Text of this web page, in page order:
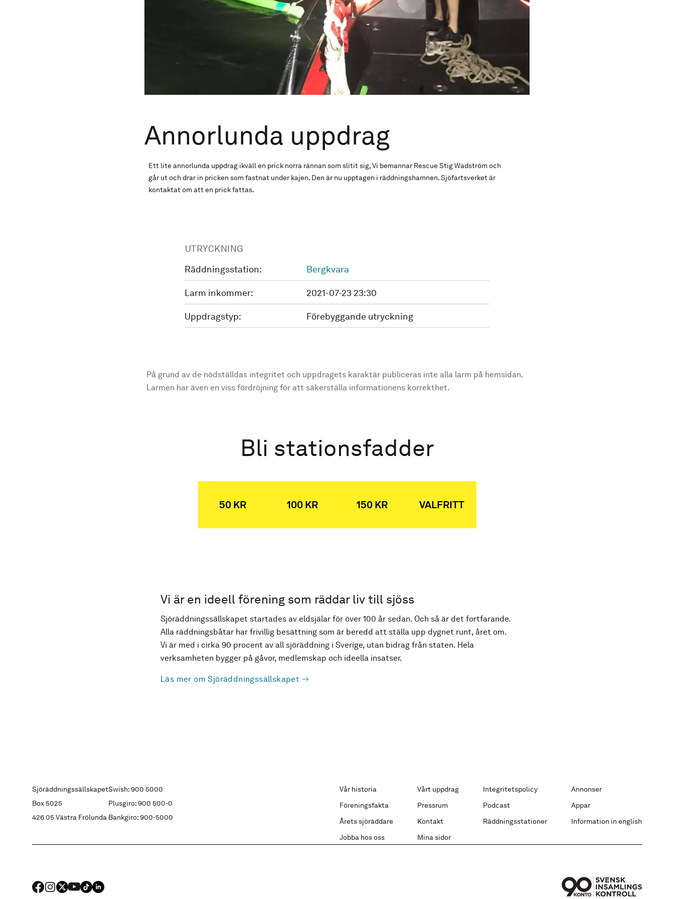
Annorlunda uppdrag
Ett lite annorlunda uppdrag ikväll en prick norra rännan som slitit sig, Vi bemannar Rescue Stig Wadström och
går ut och drar in pricken som fastnat under kajen. Den är nu upptagen i räddningshamnen. Sjöfartsverket är
kontaktat om att en prick fattas.
UTRYCKNING
Räddningsstation:
Bergkvara
Larm inkommer: 2021-07-23 23:30
Uppdragstyp: Förebyggande utryckning
På grund av de nödställdas integritet och uppdragets karaktär publiceras inte alla larm på hemsidan.
Larmen har även en viss fördröjning för att säkerställa informationens korrekthet.
Bli stationsfadder
50 KR 100 KR 150 KR VALFRITT
Vi är en ideell förening som räddar liv till sjöss
Sjöräddningssällskapet startades av eldsjälar för över 100 år sedan. Och så är det fortfarande.
Alla räddningsbåtar har frivillig besättning som är beredd att ställa upp dygnet runt, året om.
Vi är med i cirka 90 procent av all sjöräddning i Sverige, utan bidrag från staten. Hela
verksamheten bygger på gåvor, medlemskap och ideella insatser.
Läs mer om Sjöräddningssällskapet
Sjöräddningssällskapet
Box 5025
426 05 Västra Frölunda
Swish: 900 5000
Plusgiro: 900 500-0
Bankgiro: 900-5000
Vår historia Vårt uppdrag Integritetspolicy
Annonser
Föreningsfakta
Pressrum Podcast
Appar
Årets sjöräddare
Kontakt Räddningsstationer
Information in english
Jobba hos oss
Mina sidor
FACEBOOK
Instagram
X YouTube
TIKTOKLINKED IN